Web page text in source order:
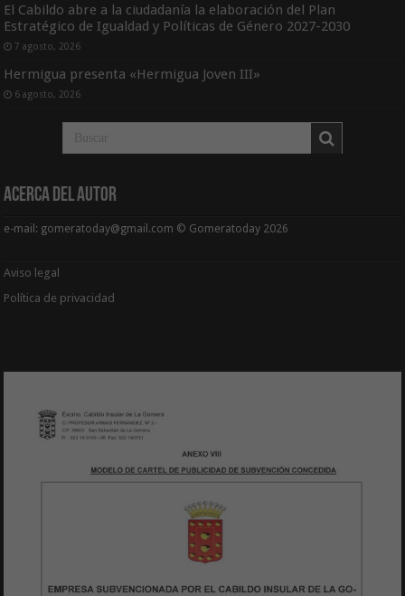
El Cabildo abre a la ciudadanía la elaboración del Plan
Estratégico de Igualdad y Políticas de Género 2027-2030
7 agosto, 2026
Hermigua presenta «Hermigua Joven III»
6 agosto, 2026
Acerca del Autor
e-mail: gomeratoday@gmail.com © Gomeratoday 2026
Aviso legal
Política de privacidad